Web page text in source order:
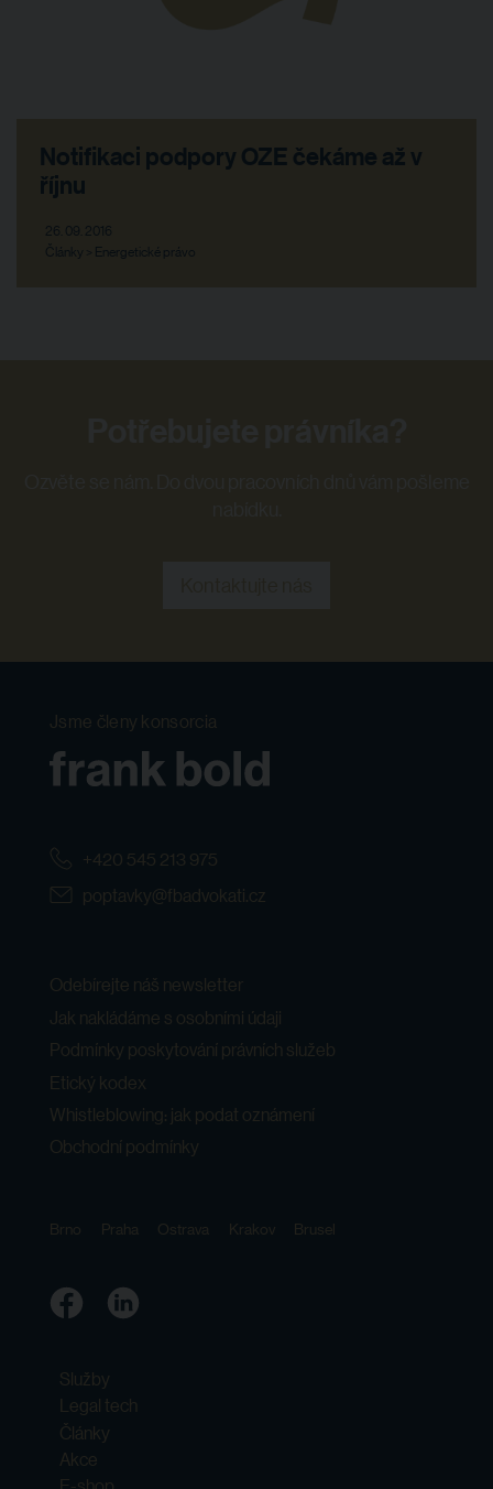
Notifikaci podpory OZE čekáme až v
říjnu
26. 09. 2016
Články > Energetické právo
Jsme členy konsorcia
+420 545 213 975
poptavky@fbadvokati.cz
Odebírejte náš newsletter
Jak nakládáme s osobními údaji
Podmínky poskytování právních služeb
Etický kodex
Whistleblowing: jak podat oznámení
Obchodní podmínky
Brno Praha Ostrava Krakov Brusel
Služby
Legal tech
Články
Akce